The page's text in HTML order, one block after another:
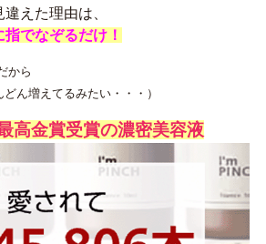
違えた理由は、
でなぞるだけ！
から
ん増えてるみたい・・・）
高金賞受賞の濃密美容液